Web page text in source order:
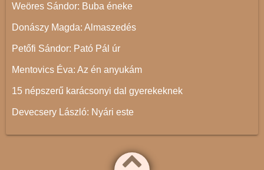
Weöres Sándor: Buba éneke
Donászy Magda: Almaszedés
Petőfi Sándor: Pató Pál úr
Mentovics Éva: Az én anyukám
15 népszerű karácsonyi dal gyerekeknek
Devecsery László: Nyári este